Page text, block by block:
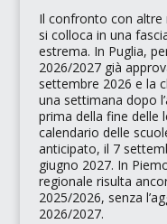
Il confronto con altre
si colloca in una
estrema. In Puglia,
2026/2027 già
settembre 2026 e la
una settimana dopo
prima della fine delle
calendario delle
anticipato, il 7
giugno 2027. In
regionale risulta
2025/2026, senza
2026/2027.